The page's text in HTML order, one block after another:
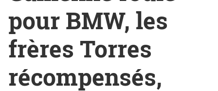
pour BMW, les
frères Torres
récompensés,